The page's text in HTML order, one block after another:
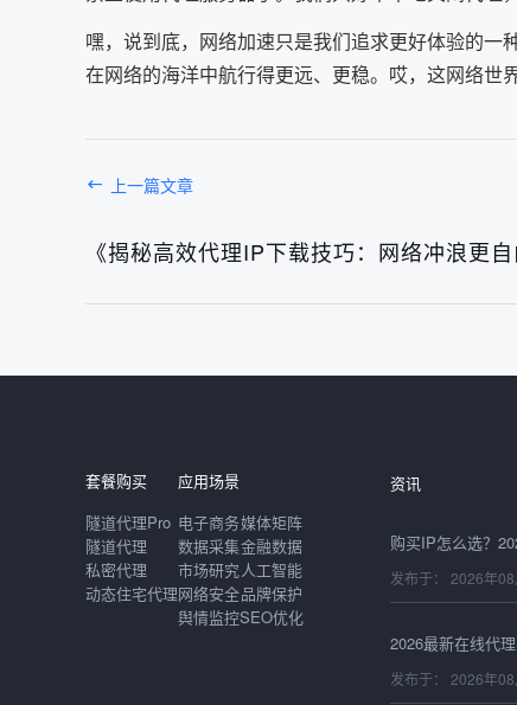
嘿，说到底，网络加速只是我们追求更好体验的
在网络的海洋中航行得更远、更稳。哎，这网络世
上一篇文章
《揭秘高效代理IP下载技巧：网络冲浪更自
套餐购买
隧道代理Pro
隧道代理
私密代理
动态住宅代理
应用场景
电子商务
数据采集
市场研究
网络安全
舆情监控
媒体矩阵
金融数据
人工智能
品牌保护
SEO优化
资讯
发布于： 2026年08
发布于： 2026年
发布于： 2026年